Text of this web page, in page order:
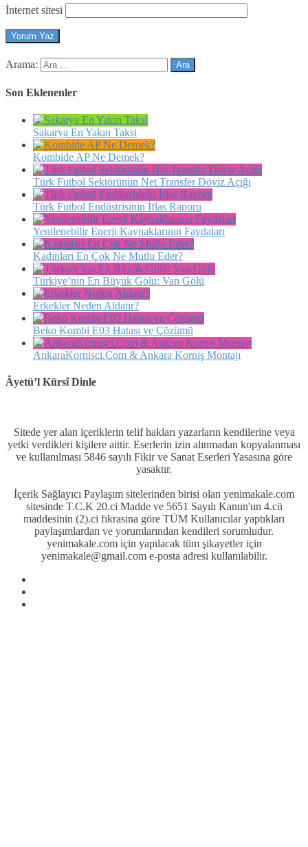
İnternet sitesi
Arama:
Son Eklenenler
Sakarya En Yakın Taksi
Kombide AP Ne Demek?
Türk Futbol Sektörünün Net Transfer Döviz Açığı
Türk Futbol Endüstrisinin İflas Raporu
Yenilenebilir Enerji Kaynaklarının Faydaları
Kadınları En Çok Ne Mutlu Eder?
Türkiye’nin En Büyük Gölü: Van Gölü
Erkekler Neden Aldatır?
Beko Kombi E03 Hatası ve Çözümü
AnkaraKornisci.Com & Ankara Korniş Montajı
Âyetü’l Kürsî Dinle
Sitede yer alan içeriklerin telif hakları yazarların kendilerine veya
yetki verdikleri kişilere aittir. Eserlerin izin alınmadan kopyalanması
ve kullanılması 5846 sayılı Fikir ve Sanat Eserleri Yasasına göre
yasaktır.
İçerik Sağlayıcı Paylaşım sitelerinden birisi olan yenimakale.com
sitesinde T.C.K 20.ci Madde ve 5651 Sayılı Kanun'un 4.cü
maddesinin (2).ci fıkrasına göre TÜM Kullanıcılar yaptıkları
paylaşımlardan ve yorumlarından kendileri sorumludur.
yenimakale.com için yapılacak tüm şikayetler için
yenimakale@gmail.com e-posta adresi kullanılabilir.